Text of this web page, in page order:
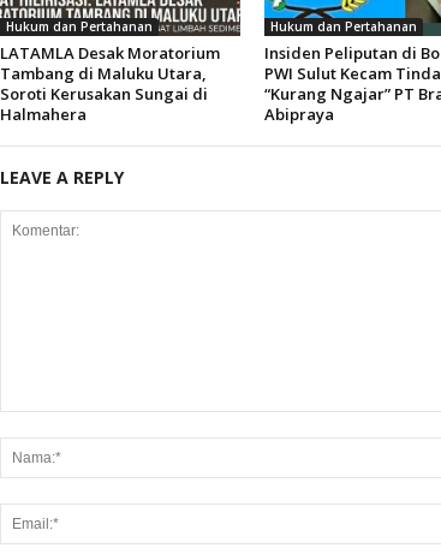
Hukum dan Pertahanan
LATAMLA Desak Moratorium
Tambang di Maluku Utara,
Soroti Kerusakan Sungai di
Halmahera
Hukum dan Pertahanan
Insiden Peliputan di
PWI Sulut Kecam
“Kurang Ngajar” PT
Abipraya
LEAVE A REPLY